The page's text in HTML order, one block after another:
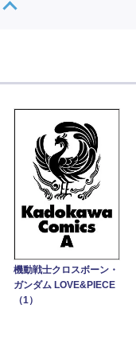
機動戦士クロスボーン・
ガンダム LOVE&PIECE
（1）